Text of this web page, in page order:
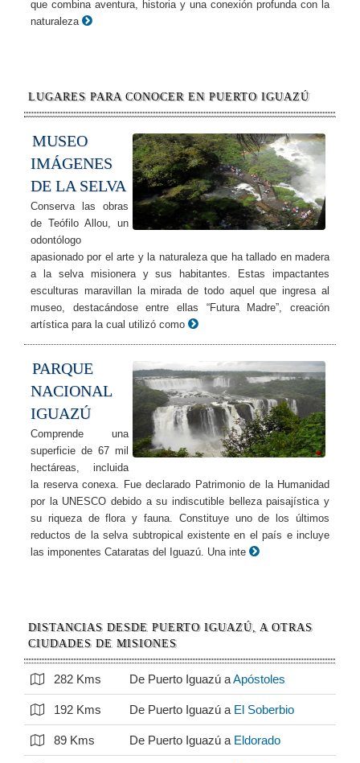
que combina aventura, historia y una conexión profunda con la
naturaleza
LUGARES PARA CONOCER EN PUERTO IGUAZÚ
MUSEO
IMÁGENES
DE LA SELVA
Conserva las obras
de Teófilo Allou, un
odontólogo
apasionado por el arte y la naturaleza que ha tallado en madera
a la selva misionera y sus habitantes. Estas impactantes
esculturas maravillan la mirada de todo aquel que ingresa al
museo, destacándose entre ellas “Futura Madre”, creación
artística para la cual utilizó como
PARQUE
NACIONAL
IGUAZÚ
Comprende una
superficie de 67 mil
hectáreas, incluida
la reserva conexa. Fue declarado Patrimonio de la Humanidad
por la UNESCO debido a su indiscutible belleza paisajística y
su riqueza de flora y fauna. Constituye uno de los últimos
reductos de la selva subtropical existente en el país e incluye
las imponentes Cataratas del Iguazú. Una inte
DISTANCIAS DESDE PUERTO IGUAZÚ, A OTRAS
CIUDADES DE MISIONES
282 Kms De Puerto Iguazú aApóstoles
192 Kms De Puerto Iguazú a El Soberbio
89 Kms De Puerto Iguazú a Eldorado